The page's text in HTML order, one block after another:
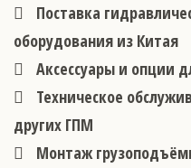
Поставка
оборудования из Китая
Аксессуары и опции
Техническое
других ГПМ
Монтаж